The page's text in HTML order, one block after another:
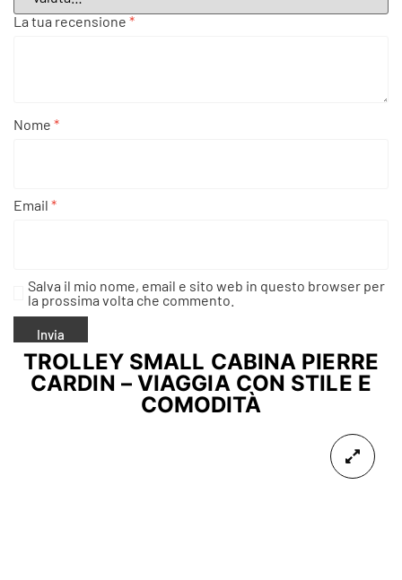
La tua recensione *
Nome *
Email *
Salva il mio nome, email e sito web in questo browser per
la prossima volta che commento.
TROLLEY SMALL CABINA PIERRE
CARDIN – VIAGGIA CON STILE E
COMODITÀ